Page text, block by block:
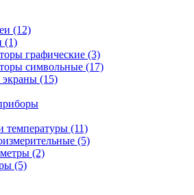
(12)
(1)
графические (3)
символьные (17)
(15)
температуры (11)
(5)
(2)
(5)